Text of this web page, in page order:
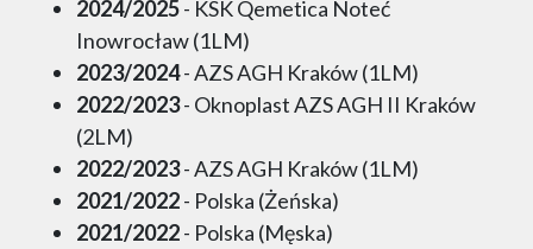
2024/2025- KSK Qemetica Noteć
Inowrocław (1LM)
2023/2024- AZS AGH Kraków (1LM)
2022/2023- Oknoplast AZS AGH II Kraków
(2LM)
2022/2023- AZS AGH Kraków (1LM)
2021/2022- Polska (Żeńska)
2021/2022- Polska (Męska)